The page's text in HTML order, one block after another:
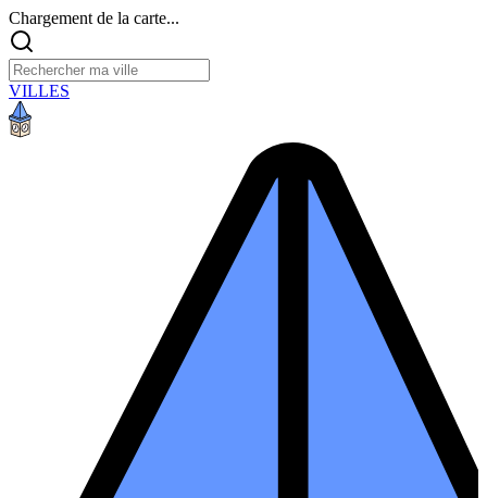
Chargement de la carte...
VILLES